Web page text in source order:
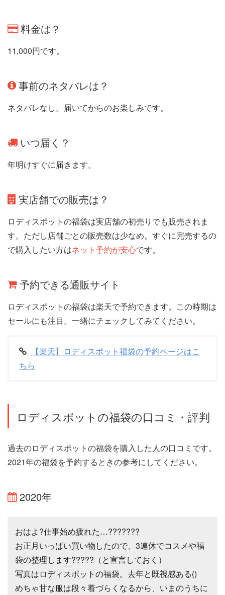
料金は？
11,000円です。
事前のネタバレは？
ネタバレなし。届いてからのお楽しみです。
いつ届く？
年明けすぐに届きます。
実店舗での販売は？
ロディスポットの福袋は実店舗の初売りでも販売されま
す。ただし店舗ごとの販売数は少なめ。すぐに完売するの
で購入したい方はネット予約が安心です。
予約できる通販サイト
ロディスポットの福袋は楽天で予約できます。この時期は
セールにも注目。一緒にチェックしてみてください。
【楽天】ロディスポット福袋の予約ページはこ
ちら
ロディスポットの福袋の口コミ・評判
過去のロディスポットの福袋を購入した人の口コミです。
2021年の福袋を予約するときの参考にしてください。
2020年
おはよ?仕事始め疲れた…???????
お正月いっぱい買い物したので、3連休でコスメや福
袋の整理します?????（と宣言しておく）
写真はロディスポットの福袋。去年と既視感ある()
めちゃ甘な服は段々着づらくなるから、いまのうちに